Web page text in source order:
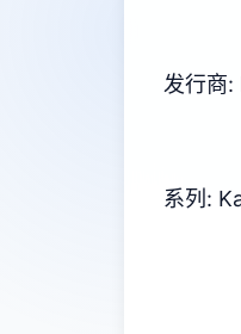
发行商:
系列: